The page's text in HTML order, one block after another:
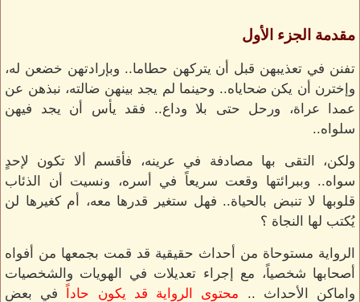
مقدمة الجزء الأول
تفنن في تعذيبهن قبل أن يتركهن حطاما.. وبإرادتهن خضعن له،
وإخترن أن يكن ضحاياه.. وحينما لم يجد بينهن ضالته، نبذهن عن
عمدا عراة، ورحل حتى بلا وداع.. فقد يأس أن يجد فيهن
سلواه..
ولكن، التقى بها مصادفة في عرينه، فأقسم ألا تكون لإحدٍ
سواه.. وببرائتها وقعت سريعاً في أسره، ونسيت أن الذئاب
قلوبها لا تنبض بالحياة.. فهل ستغير قدرها معه، أم كغيرها لن
يُكتب لها النجاة ؟
الرواية مستوحاة من أحداث حقيقية قد قمت بجمعها من أفواه
أصحابها شخصياً، مع إجراء تعديلات في الهويات والشخصيات
واماكن الأحداث .. محتوى الرواية قد يكون حاداً
في بعض